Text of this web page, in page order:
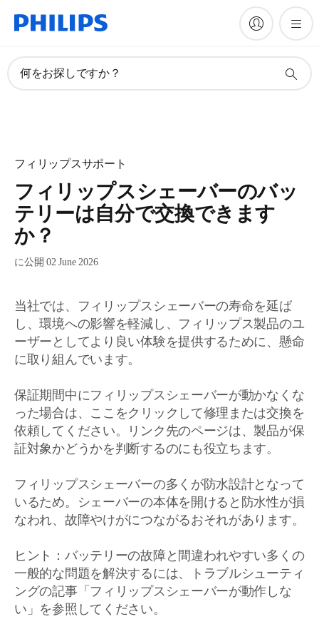
何をお探しですか？
フィリップスサポート
フィリップスシェーバーのバッ
テリーは自分で交換できます
か？
に公開 02 June 2026
当社では、フィリップスシェーバーの寿命を延ば
し、環境への影響を軽減し、フィリップス製品のユ
ーザーとしてより良い体験を提供するために、懸命
に取り組んでいます。
保証期間中にフィリップスシェーバーが動かなくな
った場合は、ここをクリックして修理または交換を
依頼してください。リンク先のページは、製品が保
証対象かどうかを判断するのにも役立ちます。
フィリップスシェーバーの多くが防水設計となって
いるため。シェーバーの本体を開けると防水性が損
なわれ、故障やけがにつながるおそれがあります。
ヒント：バッテリーの故障と間違われやすい多くの
一般的な問題を解決するには、トラブルシューティ
ングの記事「フィリップスシェーバーが動作しな
い」を参照してください。